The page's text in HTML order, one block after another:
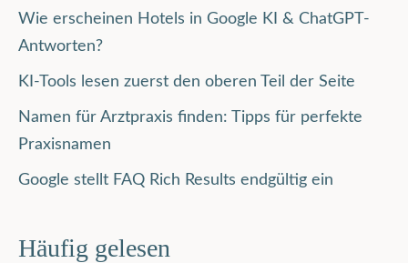
Wie erscheinen Hotels in Google KI & ChatGPT-
Antworten?
KI-Tools lesen zuerst den oberen Teil der Seite
Namen für Arztpraxis finden: Tipps für perfekte
Praxisnamen
Google stellt FAQ Rich Results endgültig ein
Häufig gelesen